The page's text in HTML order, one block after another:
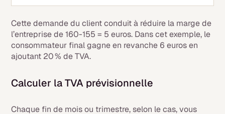
Cette demande du client conduit à réduire la marge de
l’entreprise de 160-155 = 5 euros. Dans cet exemple, le
consommateur final gagne en revanche 6 euros en
ajoutant 20 % de TVA.
Calculer la TVA prévisionnelle
Chaque fin de mois ou trimestre, selon le cas, vous